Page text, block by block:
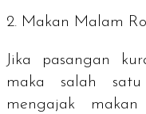
2. Makan Malam
Jika pasangan
maka salah
mengajak